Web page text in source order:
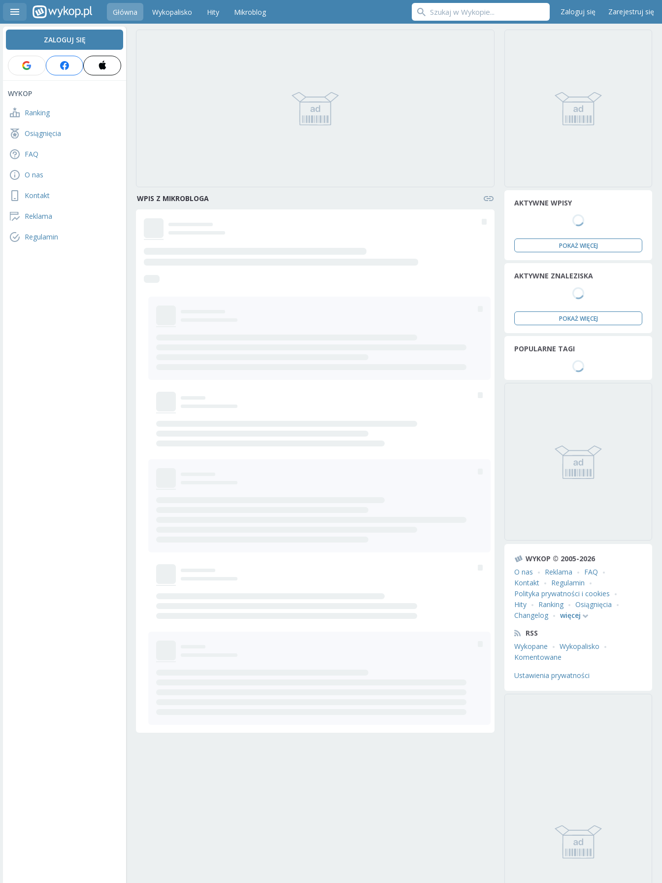
Główna Wykopalisko Hity Mikroblog Zaloguj się Zarejestruj się
ZALOGUJ SIĘ
WYKOP
Ranking
Osiągnięcia
FAQ
O nas
Kontakt
Reklama
Regulamin
WPIS Z MIKROBLOGA AKTYWNE WPISY
POKAŻ WIĘCEJ
AKTYWNE ZNALEZISKA
POKAŻ WIĘCEJ
POPULARNE TAGI
WYKOP © 2005-2026
O nas
Reklama
FAQ
Kontakt
Regulamin
Polityka prywatności i cookies
Hity
Ranking
Osiągnięcia
Changelog
więcej
RSS
Wykopane
Wykopalisko
Komentowane
Ustawienia prywatności